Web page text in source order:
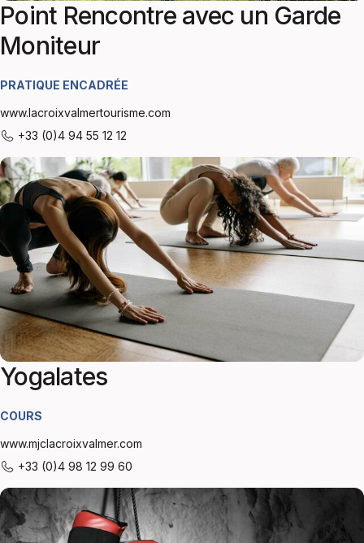
Point Rencontre avec un Garde
Moniteur
PRATIQUE ENCADRÉE
www.lacroixvalmertourisme.com
+33 (0)4 94 55 12 12
Yogalates
COURS
www.mjclacroixvalmer.com
+33 (0)4 98 12 99 60